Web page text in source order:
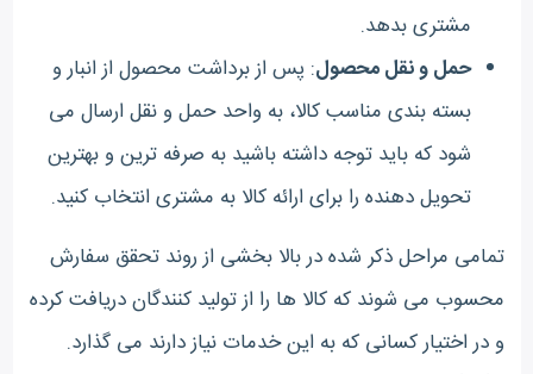
مشتری بدهد.
حمل و نقل محصول: پس از برداشت محصول از انبار و
بسته بندی مناسب کالا، به واحد حمل و نقل ارسال می
شود که باید توجه داشته باشید به صرفه ترین و بهترین
تحویل دهنده را برای ارائه کالا به مشتری انتخاب کنید.
تمامی مراحل ذکر شده در بالا بخشی از روند تحقق سفارش
محسوب می شوند که کالا ها را از تولید کنندگان دریافت کرده
و در اختیار کسانی که به این خدمات نیاز دارند می گذارد.